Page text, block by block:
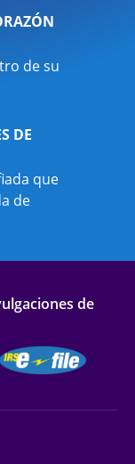
de su
DE
que
de
de